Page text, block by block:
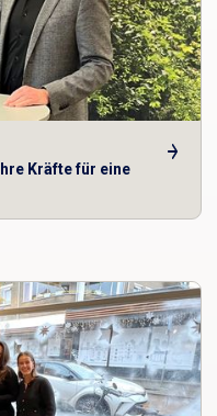
Kräfte für eine